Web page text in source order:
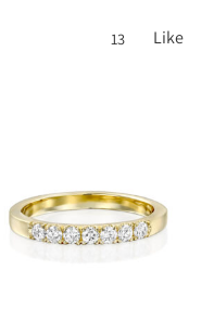
Like
13